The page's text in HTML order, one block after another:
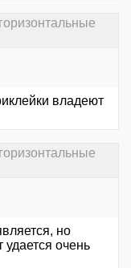
владеют
но
удается очень